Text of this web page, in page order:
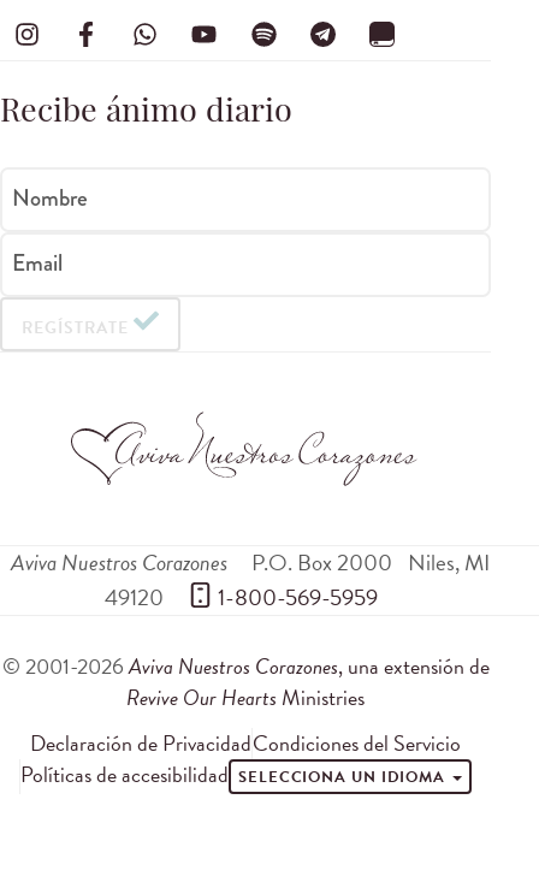
Recibe ánimo diario
Nombre
Email
REGÍSTRATE
Aviva Nuestros Corazones P.O. Box 2000 Niles,MI
49120
1-800-569-5959
© 2001-2026Aviva Nuestros Corazones, una extensión de
Revive Our Hearts Ministries
Declaración de PrivacidadCondiciones del Servicio
Políticas de accesibilidad SELECCIONA UN IDIOMA